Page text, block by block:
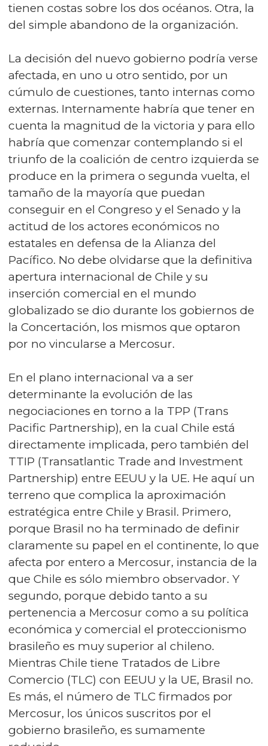
tienen costas sobre los dos océanos. Otra, la
del simple abandono de la organización.
La decisión del nuevo gobierno podría verse
afectada, en uno u otro sentido, por un
cúmulo de cuestiones, tanto internas como
externas. Internamente habría que tener en
cuenta la magnitud de la victoria y para ello
habría que comenzar contemplando si el
triunfo de la coalición de centro izquierda se
produce en la primera o segunda vuelta, el
tamaño de la mayoría que puedan
conseguir en el Congreso y el Senado y la
actitud de los actores económicos no
estatales en defensa de la Alianza del
Pacífico. No debe olvidarse que la definitiva
apertura internacional de Chile y su
inserción comercial en el mundo
globalizado se dio durante los gobiernos de
la Concertación, los mismos que optaron
por no vincularse a Mercosur.
En el plano internacional va a ser
determinante la evolución de las
negociaciones en torno a la TPP (Trans
Pacific Partnership), en la cual Chile está
directamente implicada, pero también del
TTIP (Transatlantic Trade and Investment
Partnership) entre EEUU y la UE. He aquí un
terreno que complica la aproximación
estratégica entre Chile y Brasil. Primero,
porque Brasil no ha terminado de definir
claramente su papel en el continente, lo que
afecta por entero a Mercosur, instancia de la
que Chile es sólo miembro observador. Y
segundo, porque debido tanto a su
pertenencia a Mercosur como a su política
económica y comercial el proteccionismo
brasileño es muy superior al chileno.
Mientras Chile tiene Tratados de Libre
Comercio (TLC) con EEUU y la UE, Brasil no.
Es más, el número de TLC firmados por
Mercosur, los únicos suscritos por el
gobierno brasileño, es sumamente